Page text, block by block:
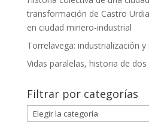
transformación de Castro
en ciudad minero-industrial
Torrelavega: industrialización
Vidas paralelas, historia de dos
Filtrar por categorías
Filtrar
por